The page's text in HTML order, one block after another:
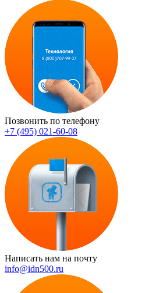
Позвонить по телефону
+7 (495) 021-60-08
Написать нам на почту
info@idn500.ru